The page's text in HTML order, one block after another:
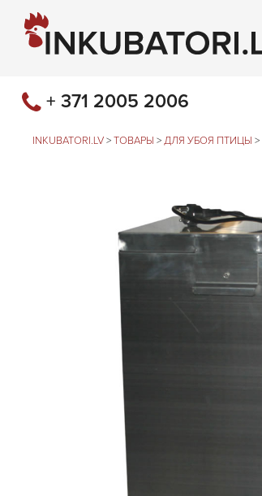
+ 371 2005 2006
INKUBATORI.LV > ТОВАРЫ > ДЛЯ УБОЯ ПТИЦЫ >